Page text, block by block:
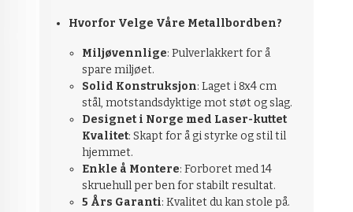
Hvorfor Velge Våre Metallbordben?
Miljøvennlige: Pulverlakkert for å
spare miljøet.
Solid Konstruksjon: Laget i 8x4 cm
stål, motstandsdyktige mot støt og slag.
Designet i Norge med Laser-kuttet
Kvalitet: Skapt for å gi styrke og stil til
hjemmet.
Enkle å Montere: Forboret med 14
skruehull per ben for stabilt resultat.
5 Års Garanti: Kvalitet du kan stole på.